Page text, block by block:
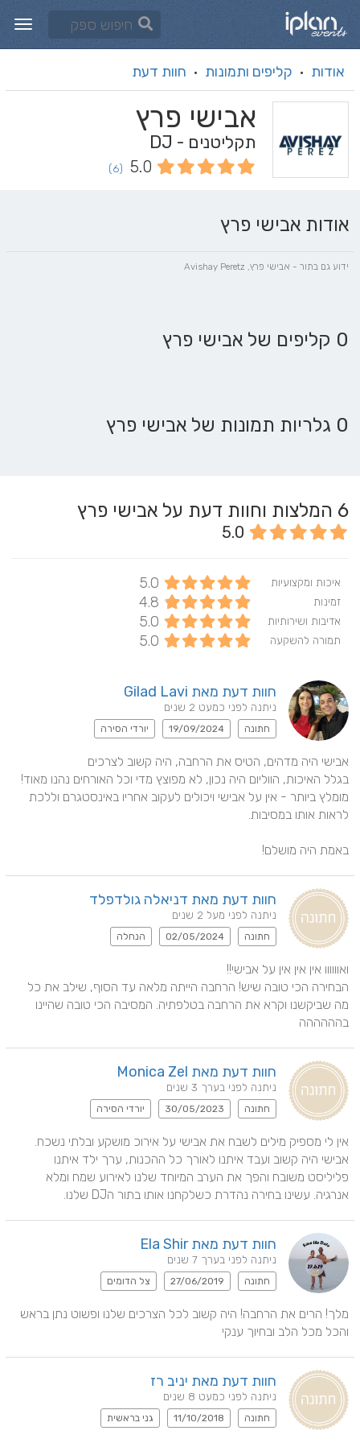
אודות · קליפים ותמונות · חוות דעת
אבישי פרץ
תקליטנים - DJ
5.0
(6)
אודות אבישי פרץ
ידוע גם בתור - אבישי פרץ, Avishay Peretz
0 קליפים של אבישי פרץ
0 גלריות תמונות של אבישי פרץ
6 המלצות וחוות דעת על אבישי פרץ
5.0
איכות ומקצועיות 5.0
זמינות 4.8
אדיבות ושירותיות 5.0
תמורה להשקעה 5.0
חוות דעת מאת Gilad Lavi
ניתנה לפני כמעט 2 שנים
חתונה 19/09/2024 יורדי הסירה
באמת היה מושלם!
חוות דעת מאת דניאלה גולדפלד
ניתנה לפני מעל 2 שנים
חתונה 02/05/2024 הנחלה
בהההההה
חוות דעת מאת Monica Zel
ניתנה לפני בערך 3 שנים
חתונה 30/05/2023 יורדי הסירה
אנרגיה. עשינו בחירה נהדרת כשלקחנו אותו בתור הDJ שלנו.
חוות דעת מאת Ela Shir
ניתנה לפני בערך 7 שנים
חתונה 27/06/2019 צל הדומים
והכל מכל הלב ובחיוך ענקי
חוות דעת מאת יניב רז
ניתנה לפני כמעט 8 שנים
חתונה 11/10/2018 גני בראשית